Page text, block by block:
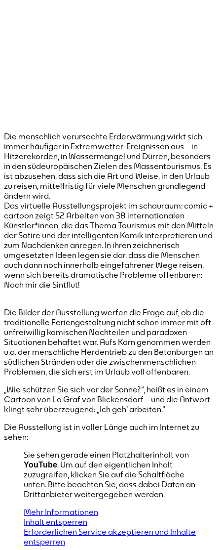
Die menschlich verursachte Erderwärmung wirkt sich
immer häufiger in Extremwetter-Ereignissen aus – in
Hitzerekorden, in Wassermangel und Dürren, besonders
in den südeuropäischen Zielen des Massentourismus. Es
ist abzusehen, dass sich die Art und Weise, in den Urlaub
zu reisen, mittelfristig für viele Menschen grundlegend
ändern wird.
Das virtuelle Ausstellungsprojekt im schauraum: comic +
cartoon zeigt 52 Arbeiten von 38 internationalen
Künstler*innen, die das Thema Tourismus mit den Mitteln
der Satire und der intelligenten Komik interpretieren und
zum Nachdenken anregen. In ihren zeichnerisch
umgesetzten Ideen legen sie dar, dass die Menschen
auch dann noch innerhalb eingefahrener Wege reisen,
wenn sich bereits dramatische Probleme offenbaren:
Nach mir die Sintflut!
Die Bilder der Ausstellung werfen die Frage auf, ob die
traditionelle Feriengestaltung nicht schon immer mit oft
unfreiwillig komischen Nachteilen und paradoxen
Situationen behaftet war. Aufs Korn genommen werden
u.a. der menschliche Herdentrieb zu den Betonburgen an
südlichen Stränden oder die zwischenmenschlichen
Problemen, die sich erst im Urlaub voll offenbaren.
„Wie schützen Sie sich vor der Sonne?“, heißt es in einem
Cartoon von Lo Graf von Blickensdorf – und die Antwort
klingt sehr überzeugend: „Ich geh‘ arbeiten.“
Die Ausstellung ist in voller Länge auch im Internet zu
sehen:
Sie sehen gerade einen Platzhalterinhalt von
YouTube. Um auf den eigentlichen Inhalt
zuzugreifen, klicken Sie auf die Schaltfläche
unten. Bitte beachten Sie, dass dabei Daten an
Drittanbieter weitergegeben werden.
Mehr Informationen
Inhalt entsperren
Erforderlichen Service akzeptieren und Inhalte
entsperren